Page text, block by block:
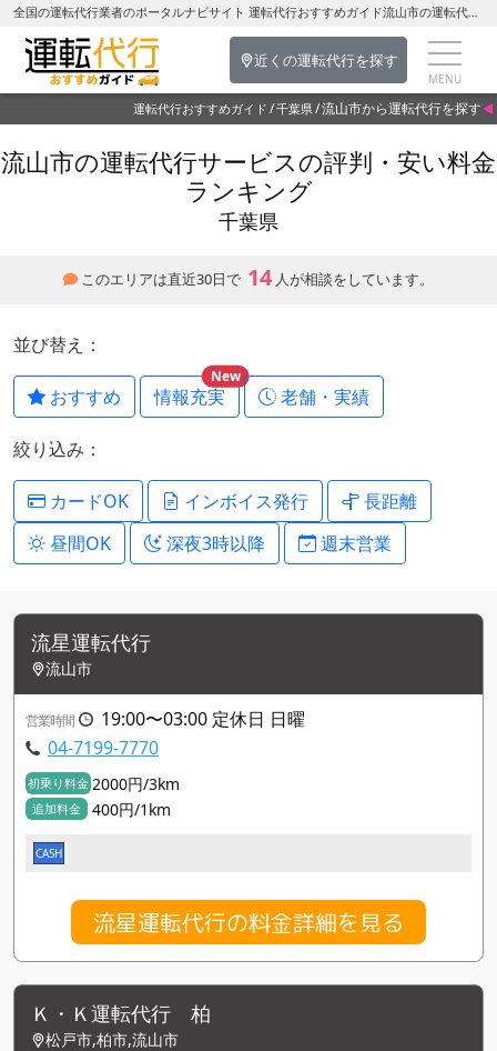
全国の運転代行業者のポータルナビサイト 運転代行おすすめガイド流山市の運転代行を探す-千葉県の運転代行
近くの運転代行を探す
運転代行おすすめガイド 千葉県 流山市から運転代行を探す
流山市の運転代行サービスの評判・安い料金
ランキング
千葉県
このエリアは直近30日で 14 人が相談をしています。
並び替え：
おすすめ 情報充実
New
老舗・実績
絞り込み：
カードOK インボイス発行
長距離
昼間OK
深夜3時以降 週末営業
流星運転代行
流山市
営業時間
19:00〜03:00 定休日 日曜
04-7199-7770
初乗り料金 2000円/3km
追加料金 400円/1km
CASH
流星運転代行の料金詳細を見る
Ｋ・Ｋ運転代行 柏
松戸市,柏市,流山市